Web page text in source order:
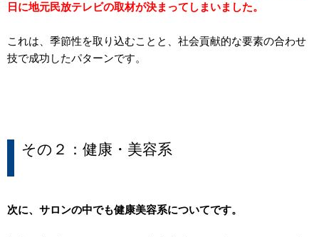
日に地元民放テレビの取材が決まってしまいました。
これは、季節性を取り込むことと、社会貢献的な要素の合わせ
技で成功したパターンです。
その２：健康・美容系
次に、サロンの中でも健康美容系についてです。